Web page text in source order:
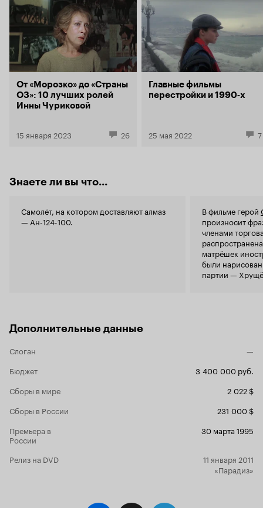
От «Морозко» до «Страны
ОЗ»: 10 лучших ролей
Инны Чуриковой
15 января 2023 26
Главные фильмы
перестройки и 1990‑х
25 мая 2022 7
Знаете ли вы что...
Самолёт, на котором доставляют алмаз
— Ан-124-100.
В фильме герой
произносит
членами
матрёшек
были
партии —
Дополнительные данные
Слоган
—
Бюджет
3 400 000 руб.
Сборы в мире
2 022 $
Сборы в России
231 000 $
Премьера в
России
30 марта 1995
Релиз на DVD
11 января 2011
«Парадиз»